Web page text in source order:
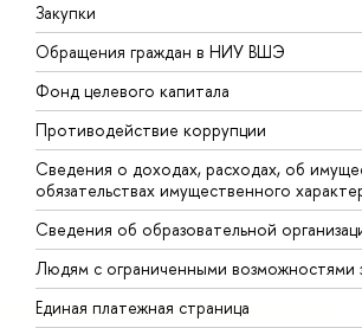
Закупки
Обращения граждан в НИУ ВШЭ
Фонд целевого капитала
Противодействие коррупции
Сведения о доходах, расходах, об
обязательствах имущественного
Сведения об образовательной
Людям с ограниченными возможностями
Единая платежная страница